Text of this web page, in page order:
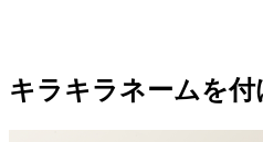
キラキラネームを